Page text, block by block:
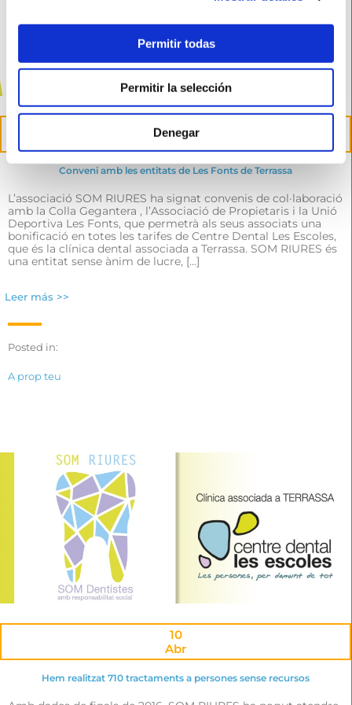
Permitir todas
Permitir la selección
Denegar
27
Abr
Conveni amb les entitats de Les Fonts de Terrassa
L’associació SOM RIURES ha signat convenis de col·laboració
amb la Colla Gegantera , l’Associació de Propietaris i la Unió
Deportiva Les Fonts, que permetrà als seus associats una
bonificació en totes les tarifes de Centre Dental Les Escoles,
que és la clínica dental associada a Terrassa. SOM RIURES és
una entitat sense ànim de lucre, […]
Leer más >>
Posted in:
A prop teu
10
Abr
Hem realitzat 710 tractaments a persones sense recursos